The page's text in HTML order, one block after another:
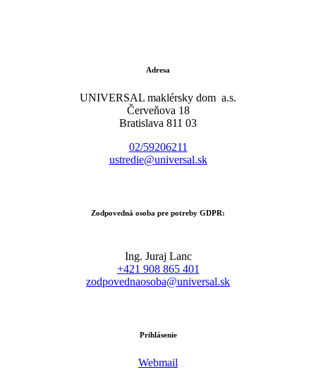
Adresa
UNIVERSAL maklérsky dom a.s.
Červeňova 18
Bratislava 811 03
02/59206211
ustredie@universal.sk
Zodpovedná osoba pre potreby GDPR:
Ing. Juraj Lanc
+421 908 865 401
zodpovednaosoba@universal.sk
Prihlásenie
Webmail